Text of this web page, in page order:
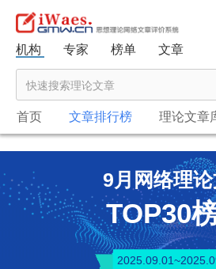
机构 专家 榜单 文章
首页 文章排行榜 理论文章
9月网络理
TOP30